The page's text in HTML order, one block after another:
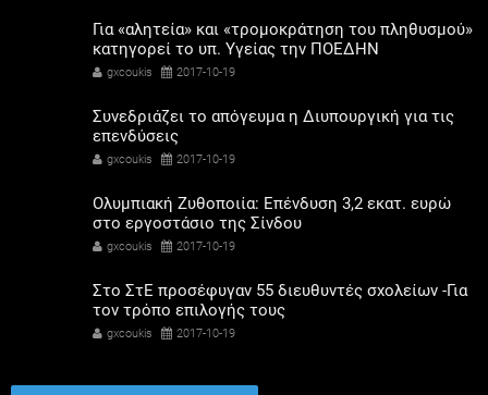
Για «αλητεία» και «τρομοκράτηση του πληθυσμού»
κατηγορεί το υπ. Υγείας την ΠΟΕΔΗΝ
gxcoukis 2017-10-19
Συνεδριάζει το απόγευμα η Διυπουργική για τις
επενδύσεις
gxcoukis 2017-10-19
Ολυμπιακή Ζυθοποιία: Επένδυση 3,2 εκατ. ευρώ
στο εργοστάσιο της Σίνδου
gxcoukis 2017-10-19
Στο ΣτΕ προσέφυγαν 55 διευθυντές σχολείων -Για
τον τρόπο επιλογής τους
gxcoukis 2017-10-19